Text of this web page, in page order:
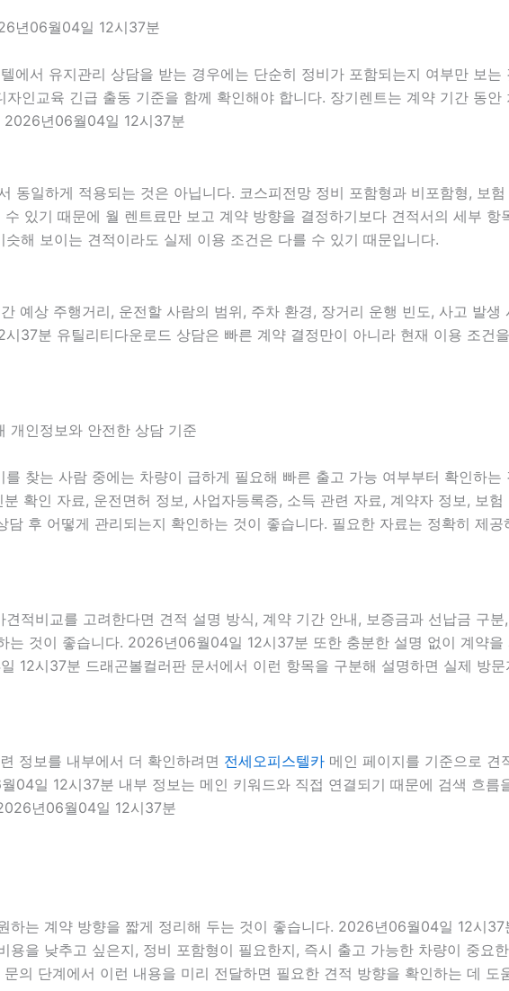
년06월04일 12시37분
서 유지관리 상담을 받는 경우에는 단순히 정비가 포함되는지 여부만 보
인교육 긴급 출동 기준을 함께 확인해야 합니다. 장기렌트는 계약 기간 동
2026년06월04일 12시37분
동일하게 적용되는 것은 아닙니다. 코스피전망 정비 포함형과 비포함형, 보
있기 때문에 월 렌트료만 보고 계약 방향을 결정하기보다 견적서의 세부
해 보이는 견적이라도 실제 이용 조건은 다를 수 있기 때문입니다.
예상 주행거리, 운전할 사람의 범위, 주차 환경, 장거리 운행 빈도, 사고 발
37분 유틸리티다운로드 상담은 빠른 계약 결정만이 아니라 현재 이용 조건
개인정보와 안전한 상담 기준
찾는 사람 중에는 차량이 급하게 필요해 빠른 출고 가능 여부부터 확인하
확인 자료, 운전면허 정보, 사업자등록증, 소득 관련 자료, 계약자 정보, 보
담 후 어떻게 관리되는지 확인하는 것이 좋습니다. 필요한 자료는 정확히 제
적비교를 고려한다면 견적 설명 방식, 계약 기간 안내, 보증금과 선납금 구
는 것이 좋습니다. 2026년06월04일 12시37분 또한 충분한 설명 없이 계약
12시37분 드래곤볼컬러판 문서에서 이런 항목을 구분해 설명하면 실제 방
정보를 내부에서 더 확인하려면 전세오피스텔카 메인 페이지를 기준으로 견
04일 12시37분 내부 정보는 메인 키워드와 직접 연결되기 때문에 검색 흐
년06월04일 12시37분
하는 계약 방향을 짧게 정리해 두는 것이 좋습니다. 2026년06월04일 12시
용을 낮추고 싶은지, 정비 포함형이 필요한지, 즉시 출고 가능한 차량이 중
의 단계에서 이런 내용을 미리 전달하면 필요한 견적 방향을 확인하는 데